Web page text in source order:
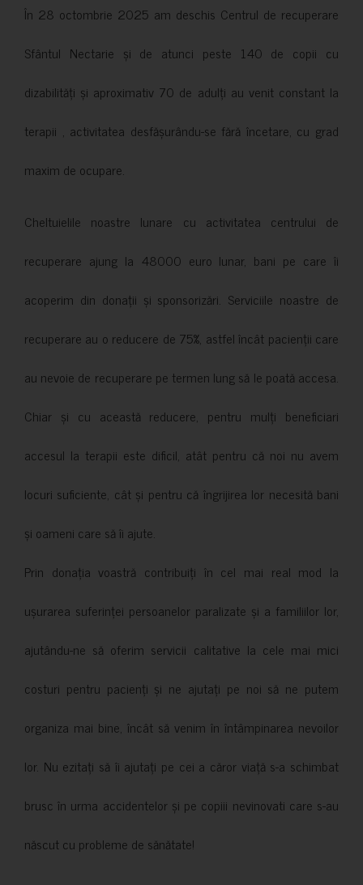
În 28 octombrie 2025 am deschis Centrul de recuperare
Sfântul Nectarie și de atunci peste 140 de copii cu
dizabilități și aproximativ 70 de adulți au venit constant la
terapii , activitatea desfășurându-se fără încetare, cu grad
maxim de ocupare.
Cheltuielile noastre lunare cu activitatea centrului de
recuperare ajung la 48000 euro lunar, bani pe care îi
acoperim din donații și sponsorizări. Serviciile noastre de
recuperare au o reducere de 75%, astfel încât pacienții care
au nevoie de recuperare pe termen lung să le poată accesa.
Chiar și cu această reducere, pentru mulți beneficiari
accesul la terapii este dificil, atât pentru că noi nu avem
locuri suficiente, cât și pentru că îngrijirea lor necesită bani
și oameni care să îi ajute.
Prin donația voastră contribuiți în cel mai real mod la
ușurarea suferinței persoanelor paralizate și a familiilor lor,
ajutându-ne să oferim servicii calitative la cele mai mici
costuri pentru pacienți și ne ajutați pe noi să ne putem
organiza mai bine, încât să venim în întâmpinarea nevoilor
lor. Nu ezitați să îi ajutați pe cei a căror viață s-a schimbat
brusc în urma accidentelor și pe copiii nevinovati care s-au
născut cu probleme de sănătate!